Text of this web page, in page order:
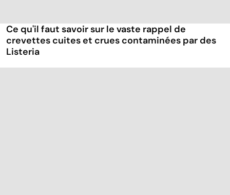
Ce qu'il faut savoir sur le vaste rappel de
crevettes cuites et crues contaminées par des
Listeria